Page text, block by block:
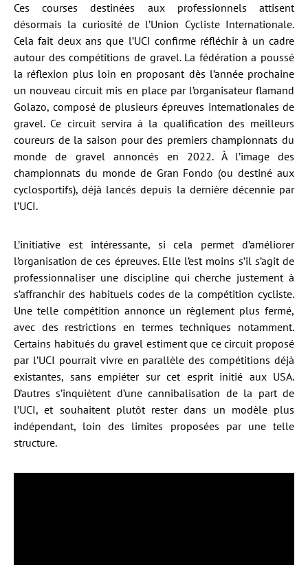
Ces courses destinées aux professionnels attisent
désormais la curiosité de l’Union Cycliste Internationale.
Cela fait deux ans que l’UCI confirme réfléchir à un cadre
autour des compétitions de gravel. La fédération a poussé
la réflexion plus loin en proposant dès l’année prochaine
un nouveau circuit mis en place par l’organisateur flamand
Golazo, composé de plusieurs épreuves internationales de
gravel. Ce circuit servira à la qualification des meilleurs
coureurs de la saison pour des premiers championnats du
monde de gravel annoncés en 2022. À l’image des
championnats du monde de Gran Fondo (ou destiné aux
cyclosportifs), déjà lancés depuis la dernière décennie par
l’UCI.
L’initiative est intéressante, si cela permet d’améliorer
l’organisation de ces épreuves. Elle l’est moins s’il s’agit de
professionnaliser une discipline qui cherche justement à
s’affranchir des habituels codes de la compétition cycliste.
Une telle compétition annonce un règlement plus fermé,
avec des restrictions en termes techniques notamment.
Certains habitués du gravel estiment que ce circuit proposé
par l’UCI pourrait vivre en parallèle des compétitions déjà
existantes, sans empiéter sur cet esprit initié aux USA.
D’autres s’inquiètent d’une cannibalisation de la part de
l’UCI, et souhaitent plutôt rester dans un modèle plus
indépendant, loin des limites proposées par une telle
structure.